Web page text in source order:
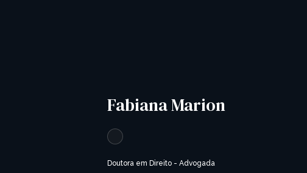
Fabiana Marion
Doutora em Direito - Advogada